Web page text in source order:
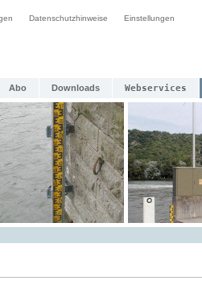
Datenschutzhinweise Einstellungen
Abo Downloads Webservices